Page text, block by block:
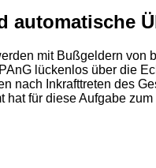
automatische
mit Bußgeldern
lückenlos über die
nach Inkrafttreten des
für diese Aufgabe